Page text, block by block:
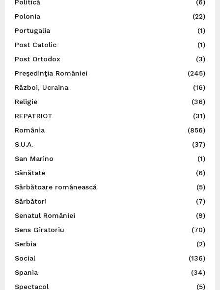
Politică
(6)
Polonia
(22)
Portugalia
(1)
Post Catolic
(1)
Post Ortodox
(3)
Preşedinţia României
(245)
Război, Ucraina
(16)
Religie
(36)
REPATRIOT
(31)
România
(856)
S.U.A.
(37)
San Marino
(1)
Sănătate
(6)
Sărbătoare românească
(5)
Sărbători
(7)
Senatul României
(9)
Sens Giratoriu
(70)
Serbia
(2)
Social
(136)
Spania
(34)
Spectacol
(5)